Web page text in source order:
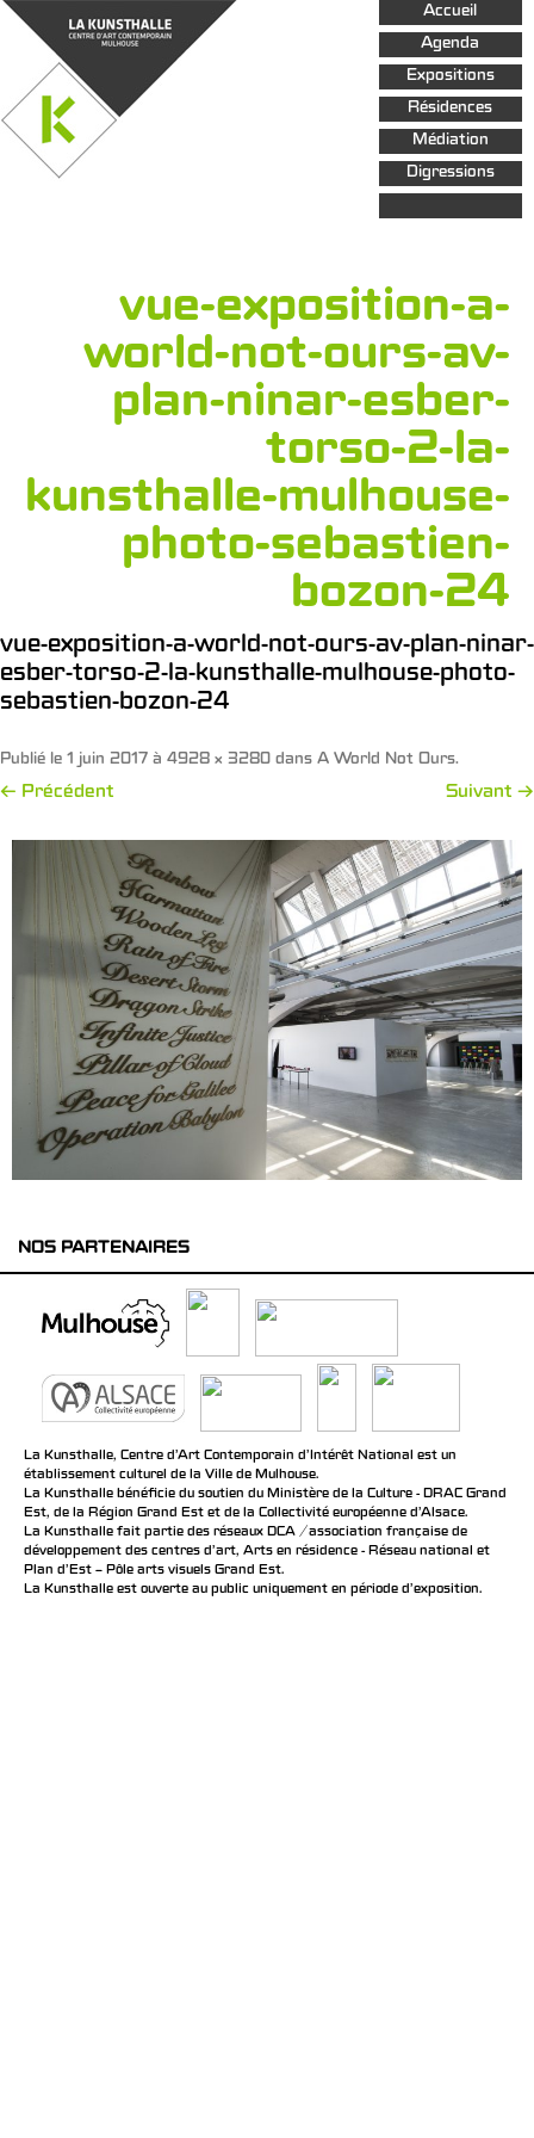
Aller au
contenu
principal
Accueil
Agenda
Expositions
Résidences
Médiation
Digressions
vue-exposition-a-
world-not-ours-av-
plan-ninar-esber-
torso-2-la-
kunsthalle-mulhouse-
photo-sebastien-
bozon-24
vue-exposition-a-world-not-ours-av-plan-ninar-
esber-torso-2-la-kunsthalle-mulhouse-photo-
sebastien-bozon-24
Publié le 1 juin 2017 à 4928 × 3280 dans A World Not Ours.
← Précédent Suivant →
NOS PARTENAIRES
La Kunsthalle, Centre d’Art Contemporain d’Intérêt National est un
établissement culturel de la Ville de Mulhouse.
La Kunsthalle bénéficie du soutien du Ministère de la Culture - DRAC Grand
Est, de la Région Grand Est et de la Collectivité européenne d’Alsace.
La Kunsthalle fait partie des réseaux DCA / association française de
développement des centres d'art, Arts en résidence - Réseau national et
Plan d’Est – Pôle arts visuels Grand Est.
La Kunsthalle est ouverte au public uniquement en période d'exposition.